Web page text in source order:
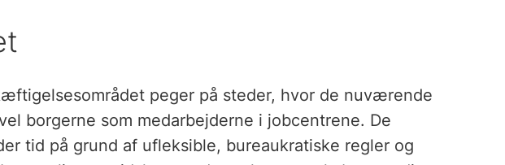
peger på steder, hvor de nuværende
borgerne som medarbejderne i jobcentrene. De
tid på grund af ufleksible, bureaukratiske regler og